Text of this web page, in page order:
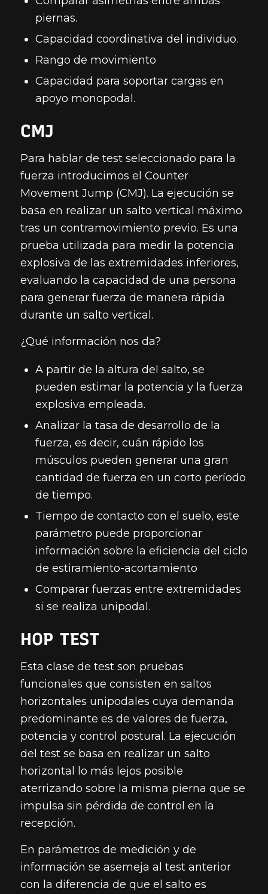
piernas.
Capacidad coordinativa del individuo.
Rango de movimiento
Capacidad para soportar cargas en
apoyo monopodal.
CMJ
Para hablar de test seleccionado para la
fuerza introducimos el Counter
Movement Jump (CMJ). La ejecución se
basa en realizar un salto vertical máximo
tras un contramovimiento previo. Es una
prueba utilizada para medir la potencia
explosiva de las extremidades inferiores,
evaluando la capacidad de una persona
para generar fuerza de manera rápida
durante un salto vertical.
¿Qué información nos da?
A partir de la altura del salto, se
pueden estimar la potencia y la fuerza
explosiva empleada.
Analizar la tasa de desarrollo de la
fuerza, es decir, cuán rápido los
músculos pueden generar una gran
cantidad de fuerza en un corto período
de tiempo.
Tiempo de contacto con el suelo, este
parámetro puede proporcionar
información sobre la eficiencia del ciclo
de estiramiento-acortamiento
Comparar fuerzas entre extremidades
si se realiza unipodal.
HOP TEST
Esta clase de test son pruebas
funcionales que consisten en saltos
horizontales unipodales cuya demanda
predominante es de valores de fuerza,
potencia y control postural. La ejecución
del test se basa en realizar un salto
horizontal lo más lejos posible
aterrizando sobre la misma pierna que se
impulsa sin pérdida de control en la
recepción.
En parámetros de medición y de
información se asemeja al test anterior
con la diferencia de que el salto es